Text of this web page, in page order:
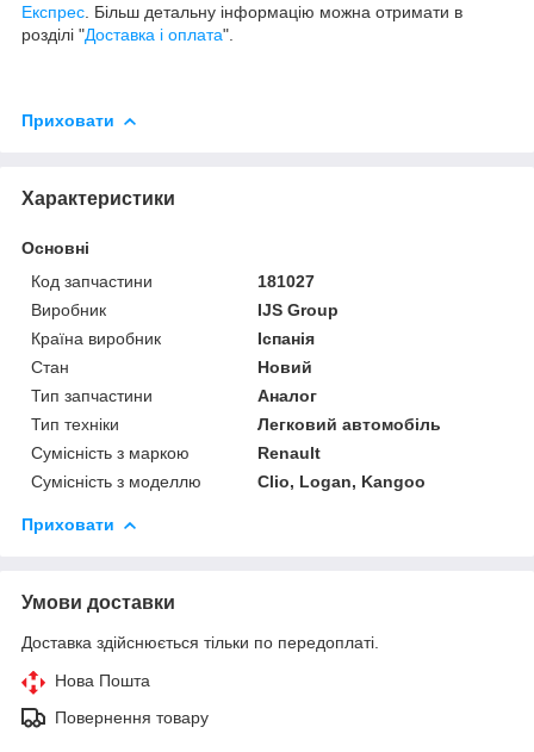
Експрес . Більш детальну інформацію можна отримати в
розділі "Доставка і оплата".
Приховати
Характеристики
Основні
Код запчастини
181027
Виробник
IJS Group
Країна виробник
Іспанія
Стан
Новий
Тип запчастини
Аналог
Тип техніки
Легковий автомобіль
Сумісність з маркою
Renault
Сумісність з моделлю
Clio, Logan, Kangoo
Приховати
Умови доставки
Доставка здійснюється тільки по передоплаті.
Нова Пошта
Повернення товару